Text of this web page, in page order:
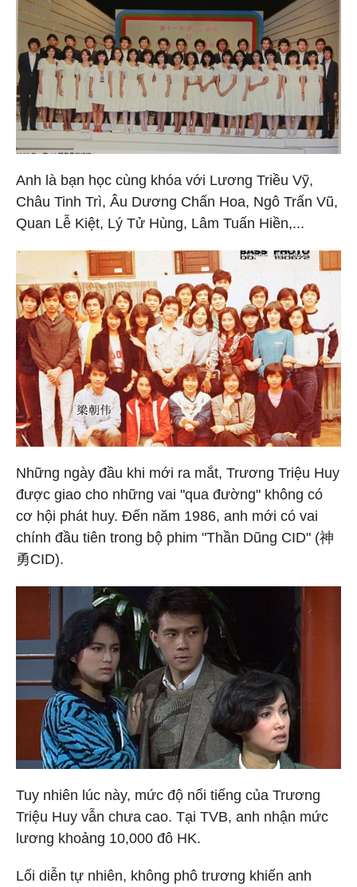
Anh là bạn học cùng khóa với Lương Triều Vỹ,
Châu Tinh Trì, Âu Dương Chấn Hoa, Ngô Trấn Vũ,
Quan Lễ Kiệt, Lý Tử Hùng, Lâm Tuấn Hiền,...
Những ngày đầu khi mới ra mắt, Trương Triệu Huy
được giao cho những vai "qua đường" không có
cơ hội phát huy. Đến năm 1986, anh mới có vai
chính đầu tiên trong bộ phim "Thần Dũng CID" (神
勇CID).
Tuy nhiên lúc này, mức độ nổi tiếng của Trương
Triệu Huy vẫn chưa cao. Tại TVB, anh nhận mức
lương khoảng 10,000 đô HK.
Lối diễn tự nhiên, không phô trương khiến anh